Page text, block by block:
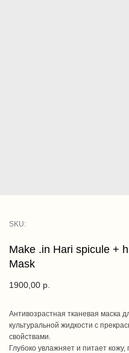
Make .in Hari spicule +
Mask
SKU:
1900,00 р.
Антивозрастная тканевая маска
культуральной жидкости с
свойствами.
Глубоко увлажняет и питает